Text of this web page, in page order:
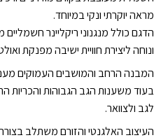
מראה יוקרתי ונקי במיוחד.
הדגם כולל מנגנוני ריקליינר
ונוחה ליצירת חוויית ישיבה מפנקת
המבנה הרחב והמושבים העמוקים
בעוד משענות הגב הגבוהות והכריות
לגב ולצוואר.
העיצוב האלגנטי והזורם משתלב